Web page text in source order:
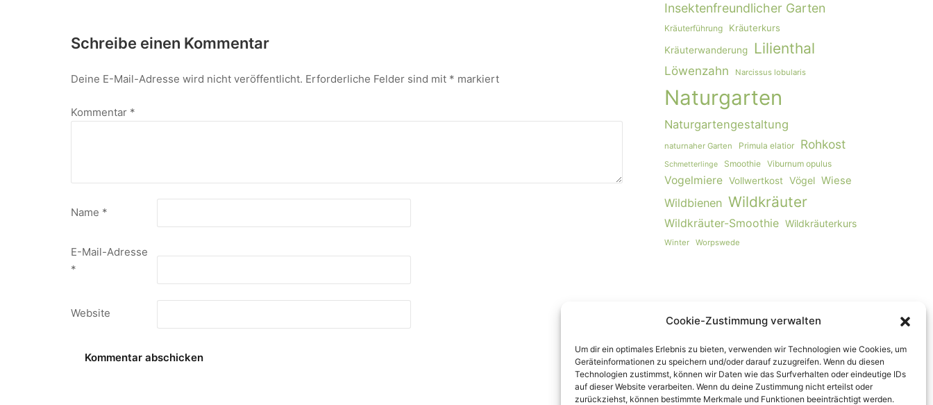
Cookie-Zustimmung verwalten
Um dir ein optimales Erlebnis zu bieten, verwenden wir Technologien wie Cookies, um
Geräteinformationen zu speichern und/oder darauf zuzugreifen. Wenn du diesen
Technologien zustimmst, können wir Daten wie das Surfverhalten oder eindeutige IDs
auf dieser Website verarbeiten. Wenn du deine Zustimmung nicht erteilst oder
zurückziehst, können bestimmte Merkmale und Funktionen beeinträchtigt werden.
Schreibe einen Kommentar
Deine E-Mail-Adresse wird nicht veröffentlicht. Erforderliche Felder sind mit * markiert
Kommentar *
Name *
E-Mail-Adresse
*
Website
Insektenfreundlicher Garten
Kräuterführung
Kräuterkurs
Kräuterwanderung
Lilienthal
Löwenzahn Narcissus lobularis
Naturgarten
Naturgartengestaltung
naturnaher Garten Primula elatior Rohkost
Schmetterlinge Smoothie Viburnum opulus
Vogelmiere Vollwertkost Vögel Wiese
Wildbienen Wildkräuter
Wildkräuter-Smoothie Wildkräuterkurs
Winter Worpswede